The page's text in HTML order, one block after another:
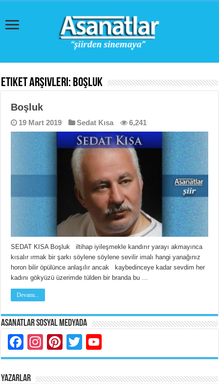
Etiket Arşivleri: Boşluk
Boşluk
19 Mart 2019 Sedat Kısa 6,241
SEDAT KISA Boşluk iltihap iyileşmekle kandırır yarayı akmayınca
kısalır ırmak bir şarkı söylene söylene sevilir imalı hangi yanağınız
horon bilir öpülünce anlaşılır ancak kaybedinceye kadar sevdim her
kadını gökyüzü üzerimde tülden bir branda bu …
Devamı...
Asanatlar Sosyal Medyada
Facebook
Instagram
Pinterest
Twitter
YAZARLAR